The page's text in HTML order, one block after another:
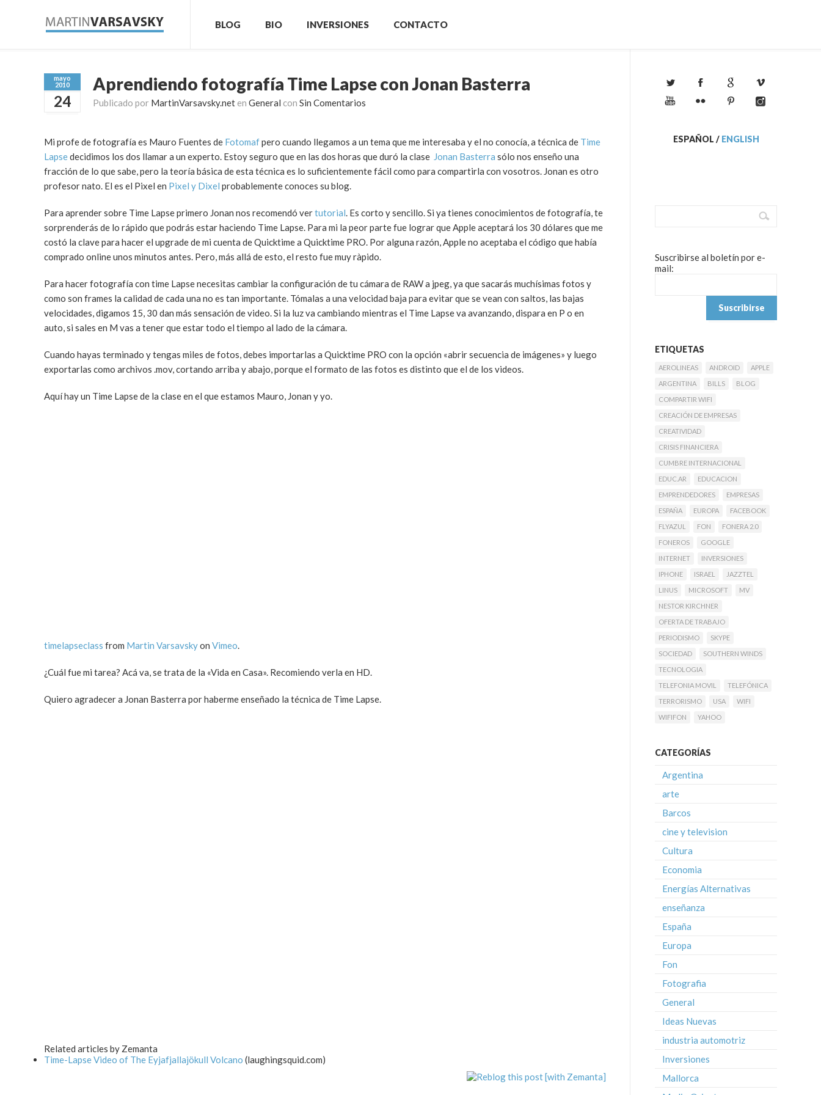
BLOG BIO INVERSIONES CONTACTO
mayo
2010
24
Aprendiendo fotografía Time Lapse con Jonan Basterra
Publicado por MartinVarsavsky.net en General con Sin Comentarios
Mi profe de fotografía es Mauro Fuentes de Fotomafpero cuando llegamos a un tema que me interesaba y el no conocía, a técnica de Time
Lapsedecidimos los dos llamar a un experto. Estoy seguro que en las dos horas que duró la clase Jonan Basterra sólo nos enseño una
fracción de lo que sabe, pero la teoría básica de esta técnica es lo suficientemente fácil como para compartirla con vosotros. Jonan es otro
profesor nato. El es el Pixel en Pixel y Dixel probablemente conoces su blog.
Para aprender sobre Time Lapse primero Jonan nos recomendó vertutorial. Es corto y sencillo. Si ya tienes conocimientos de fotografía, te
sorprenderás de lo rápido que podrás estar haciendo Time Lapse. Para mi la peor parte fue lograr que Apple aceptará los 30 dólares que me
costó la clave para hacer el upgrade de mi cuenta de Quicktime a Quicktime PRO. Por alguna razón, Apple no aceptaba el código que había
comprado online unos minutos antes. Pero, más allá de esto, el resto fue muy ràpido.
Para hacer fotografía con time Lapse necesitas cambiar la configuración de tu cámara de RAW a jpeg, ya que sacarás muchísimas fotos y
como son frames la calidad de cada una no es tan importante. Tómalas a una velocidad baja para evitar que se vean con saltos, las bajas
velocidades, digamos 15, 30 dan más sensación de video. Si la luz va cambiando mientras el Time Lapse va avanzando, dispara en P o en
auto, si sales en M vas a tener que estar todo el tiempo al lado de la cámara.
Cuando hayas terminado y tengas miles de fotos, debes importarlas a Quicktime PRO con la opción «abrir secuencia de imágenes» y luego
exportarlas como archivos .mov, cortando arriba y abajo, porque el formato de las fotos es distinto que el de los videos.
Aquí hay un Time Lapse de la clase en el que estamos Mauro, Jonan y yo.
timelapseclass from Martin Varsavskyon Vimeo.
¿Cuál fue mi tarea? Acá va, se trata de la «Vida en Casa». Recomiendo verla en HD.
Quiero agradecer a Jonan Basterra por haberme enseñado la técnica de Time Lapse.
Related articles by Zemanta
Time-Lapse Video of The Eyjafjallajökull Volcano (laughingsquid.com)
ESPAÑOL / ENGLISH
Suscribirse al boletín por e-
mail:
ETIQUETAS
AEROLINEAS ANDROID
APPLE
ARGENTINA
BILLS
BLOG
COMPARTIR WIFI
CREACIÓN DE EMPRESAS
CREATIVIDAD
CRISIS FINANCIERA
CUMBRE INTERNACIONAL
EDUC.AR
EDUCACION
EMPRENDEDORES
EMPRESAS
ESPAÑA
EUROPA
FACEBOOK
FLYAZUL
FON
FONERA 2.0
FONEROS
GOOGLE
INTERNET
INVERSIONES
IPHONE
ISRAEL
JAZZTEL
LINUS
MICROSOFT
MV
NESTOR KIRCHNER
OFERTA DE TRABAJO
PERIODISMO
SKYPE
SOCIEDAD
SOUTHERN WINDS
TECNOLOGIA
TELEFONIA MOVIL
TELEFÓNICA
TERRORISMO
USA
WIFI
WIFIFON
YAHOO
CATEGORÍAS
Argentina
arte
Barcos
cine y television
Cultura
Economia
Energías Alternativas
enseñanza
España
Europa
Fon
Fotografia
General
Ideas Nuevas
industria automotriz
Inversiones
Mallorca